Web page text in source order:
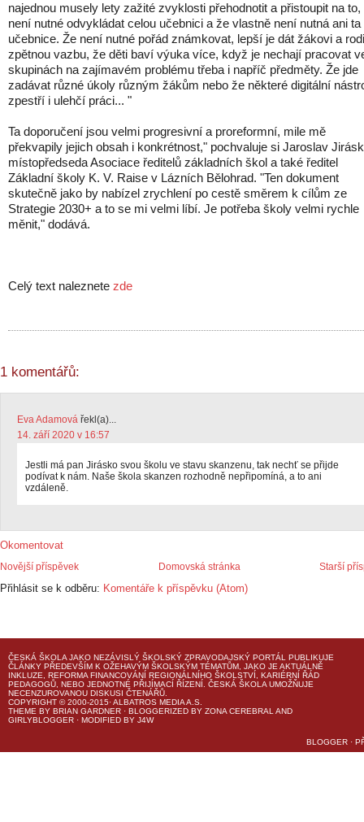
najednou musely lety zažité zvyklosti přehodnotit a přistoupit na to,
není nutné odvykládat celou učebnici a že vlastně není nutná ani ta
učebnice. Že není nutné pořád známkovat, lepší je dát žákovi a
zpětnou vazbu, že děti baví výuka více, když je nechají pracovat
skupinách na zajímavém problému třeba i napříč předměty. Že jde
zadávat různé úkoly různým žákům nebo že některé digitální
zpestří i ulehčí práci... "
Ta doporučení jsou velmi progresivní a proreformní, mile mě
překvapily jejich obsah i konkrétnost," pochvaluje si Jaroslav
místopředseda Asociace ředitelů základních škol a také ředitel
Základní školy K. V. Raise v Lázních Bělohrad. "Ten dokument
skutečně jako by nabízel zrychlení po cestě směrem k cílům ze
Strategie 2030+ a to se mi velmi líbí. Je potřeba školy velmi rychle
měnit," dodává.
Celý text naleznete zde
1 komentářů:
Eva Adamová řekl(a)...
14. září 2020 v 16:57
Jestli má pan Jirásko svou školu ve stavu skanzenu, tak nechť se přijde
podívat k nám. Naše škola skanzen rozhodně nepřipomíná, a to ani
vzdáleně.
Okomentovat
Novější příspěvek Starší
Domovská stránka
Přihlásit se k odběru: Komentáře k příspěvku (Atom)
ČESKÁ ŠKOLA JAKO NEZÁVISLÝ ŠKOLSKÝ ZPRAVODAJSKÝ PORTÁL PUBLIKUJE
ČLÁNKY PŘEDEVŠÍM K OŽEHAVÝM ŠKOLSKÝM TÉMATŮM, JAKO JE AKTUÁLNĚ
INKLUZE, REFORMA FINANCOVÁNÍ REGIONÁLNÍHO ŠKOLSTVÍ, KARIÉRNÍ ŘÁD
PEDAGOGŮ, NEBO JEDNOTNÉ PŘIJÍMACÍ ŘÍZENÍ. ČESKÁ ŠKOLA UMOŽŇUJE
NECENZUROVANOU DISKUSI ČTENÁŘŮ.
COPYRIGHT © 2000-2015· ALBATROS MEDIA A.S.
THEME BY BRIAN GARDNER · BLOGGERIZED BY ZONA CEREBRAL AND
GIRLYBLOGGER · MODIFIED BY J4W
BLOGGER ·